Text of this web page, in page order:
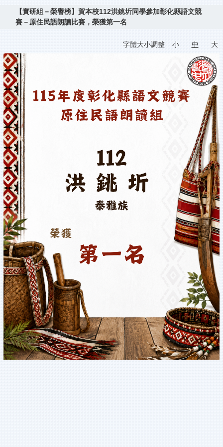
【實研組－榮譽榜】賀本校112洪銚圻同學參加彰化縣語文競
賽－原住民語朗讀比賽，榮獲第一名
字體大小調整 小 中 大